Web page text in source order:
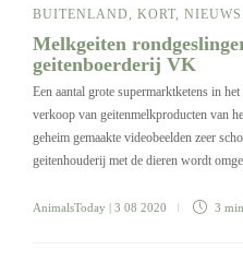
BUITENLAND, KORT, NIEUWS
Melkgeiten
geitenboerderij VK
Een aantal grote supermarktketens in
verkoop van geitenmelkproducten van
geheim gemaakte videobeelden zeer
geitenhouderij met de dieren wordt
AnimalsToday | 3 08 2020 3 min